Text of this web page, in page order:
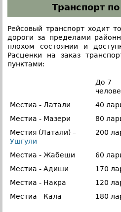
Транспорт
Рейсовый транспорт ходит
дороги за пределами
плохом состоянии и
Расценки на заказ
пунктами:
До 7
Местиа - Латали
40
Местиа - Мазери
80
Местия (Латали) –
Ушгули
200
Местиа - Жабеши 60
Местиа - Адиши
170
Местиа - Накра
120
Местиа - Кала
180